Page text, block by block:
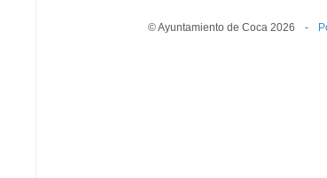
© Ayuntamiento de Coca 2026 ---